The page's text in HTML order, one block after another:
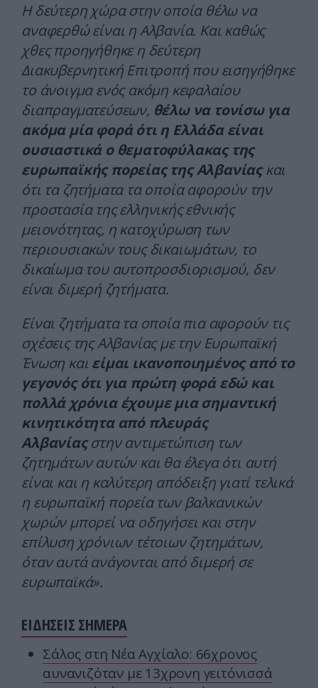
Η δεύτερη χώρα στην οποία θέλω να
αναφερθώ είναι η Αλβανία. Και καθώς
χθες προηγήθηκε η δεύτερη
Διακυβερνητική Επιτροπή που εισηγήθηκε
το άνοιγμα ενός ακόμη κεφαλαίου
διαπραγματεύσεων, θέλω να τονίσω για
ακόμα μία φορά ότι η Ελλάδα είναι
ουσιαστικά ο θεματοφύλακας της
ευρωπαϊκής πορείας της Αλβανίαςκαι
ότι τα ζητήματα τα οποία αφορούν την
προστασία της ελληνικής εθνικής
μειονότητας, η κατοχύρωση των
περιουσιακών τους δικαιωμάτων, το
δικαίωμα του αυτοπροσδιορισμού, δεν
είναι διμερή ζητήματα.
Είναι ζητήματα τα οποία πια αφορούν τις
σχέσεις της Αλβανίας με την Ευρωπαϊκή
Ένωση καιείμαι ικανοποιημένος από το
γεγονός ότι για πρώτη φορά εδώ και
πολλά χρόνια έχουμε μια σημαντική
κινητικότητα από πλευράς
Αλβανίαςστην αντιμετώπιση των
ζητημάτων αυτών και θα έλεγα ότι αυτή
είναι και η καλύτερη απόδειξη γιατί τελικά
η ευρωπαϊκή πορεία των βαλκανικών
χωρών μπορεί να οδηγήσει και στην
επίλυση χρόνιων τέτοιων ζητημάτων,
όταν αυτά ανάγονται από διμερή σε
ευρωπαϊκά».
ΕΙΔΗΣΕΙΣ ΣΗΜΕΡΑ
Σάλος στη Νέα Αγχίαλο: 66χρονος
αυνανιζόταν με 13χρονη γειτόνισσά